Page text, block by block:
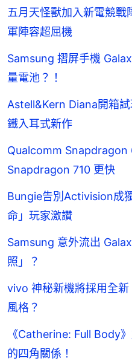
五月天怪獸加入新電競
軍陣容超屈機
Samsung 摺屏手機
量電池？！
Astell&Kern Diana開箱
鐵入耳式新作
Qualcomm Snapdragon
Snapdragon 710 更快
Bungie告別Activision成
命」玩家激讚
Samsung 意外流出
照」？
vivo 神秘新機將採用全
風格？
《Catherine: Full Body
的四角關係！